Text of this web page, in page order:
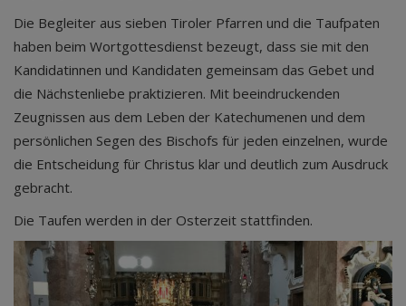
Die Begleiter aus sieben Tiroler Pfarren und die Taufpaten
haben beim Wortgottesdienst bezeugt, dass sie mit den
Kandidatinnen und Kandidaten gemeinsam das Gebet und
die Nächstenliebe praktizieren. Mit beeindruckenden
Zeugnissen aus dem Leben der Katechumenen und dem
persönlichen Segen des Bischofs für jeden einzelnen, wurde
die Entscheidung für Christus klar und deutlich zum Ausdruck
gebracht.
Die Taufen werden in der Osterzeit stattfinden.